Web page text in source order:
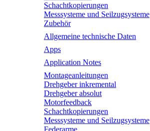
Schachtkopierungen
Messsysteme und Seilzugsysteme
Zubehör
Allgemeine technische Daten
Apps
Application Notes
Montageanleitungen
Drehgeber inkremental
Drehgeber absolut
Motorfeedback
Schachtkopierungen
Messsysteme und Seilzugsysteme
Federarme